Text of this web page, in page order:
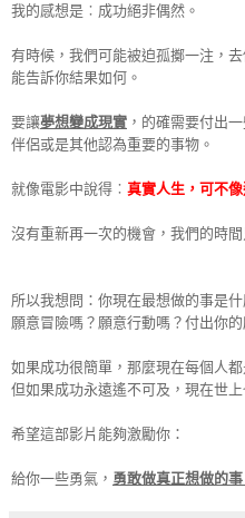
我的感想是︰成功絕非偶然。
有時候，我們可能被迫孤擲一注，
能告訴你結果如何。
要讓夢想變成現實 ，的確需要付出
伴侶或是其他認為重要的事物。
就像電影中說得︰ 真實人生，可不
沒有重新再一次的機會，我們的時
所以我想問：你現在最想做的事是
願意冒險嗎？願意行動嗎？付出你的
如果成功很簡單，那麼現在每個人都
但如果成功永遠遙不可及，現在世
希望這部影片能夠激勵你：
給你一些勇氣， 勇敢做真正想做的